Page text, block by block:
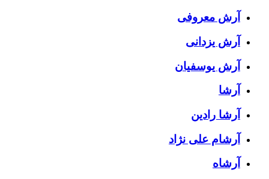
آرش معروفی
آرش یزدانی
آرش یوسفیان
آرشا
آرشا رادین
آرشام علی نژاد
آرشاه